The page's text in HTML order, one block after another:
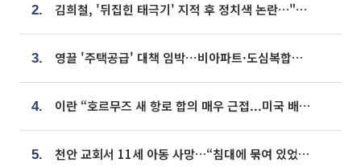
2. 김희철, '뒤집힌 태극기' 지적 후 정치색 논란…"좌우 떠나 우리나라 국기"
3. 영끌 '주택공급' 대책 임박⋯비아파트·도심복합까지 총동원
4. 이란 “호르무즈 새 항로 합의 매우 근접...미국 배상 먼저”
5. 천안 교회서 11세 아동 사망…“침대에 묶여 있었다” 진술 확보